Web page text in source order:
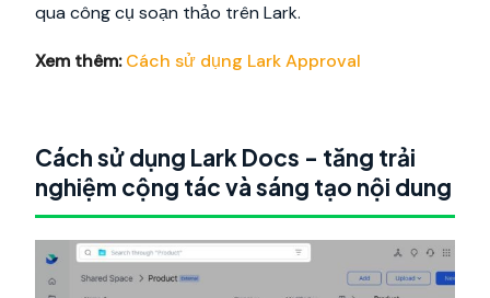
qua công cụ soạn thảo trên Lark.
Xem thêm: Cách sử dụng Lark Approval
Cách sử dụng Lark Docs - tăng trải
nghiệm cộng tác và sáng tạo nội dung